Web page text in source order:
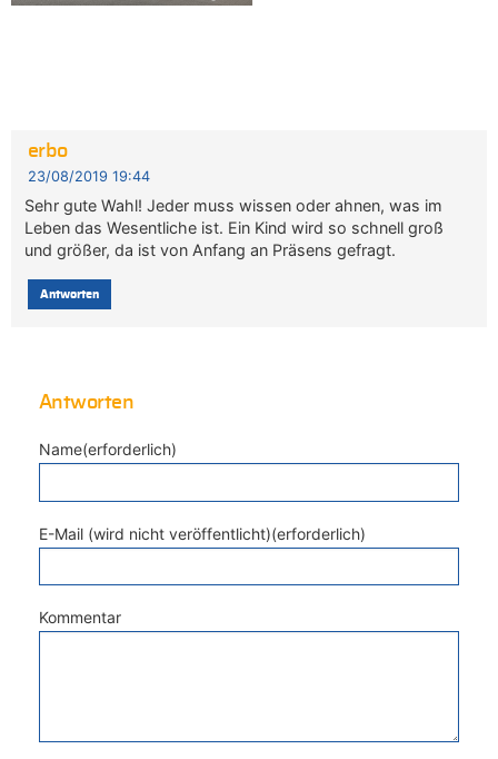
erbo
23/08/2019 19:44
Sehr gute Wahl! Jeder muss wissen oder ahnen, was im
Leben das Wesentliche ist. Ein Kind wird so schnell groß
und größer, da ist von Anfang an Präsens gefragt.
Antworten
Antworten
Name(erforderlich)
E-Mail (wird nicht veröffentlicht)(erforderlich)
Kommentar